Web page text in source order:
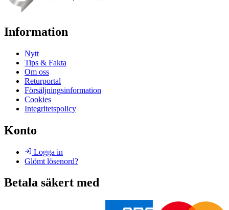
Information
Nytt
Tips & Fakta
Om oss
Returportal
Försäljningsinformation
Cookies
Integritetspolicy
Konto
Logga in
Glömt lösenord?
Betala säkert med